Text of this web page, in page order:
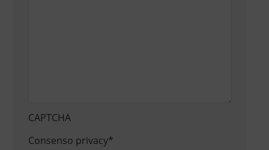
CAPTCHA
Consenso privacy*